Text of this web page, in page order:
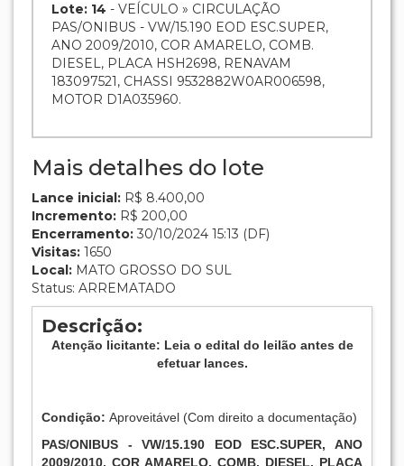
Lote: 14 - VEÍCULO » CIRCULAÇÃO
PAS/ONIBUS - VW/15.190 EOD ESC.SUPER,
ANO 2009/2010, COR AMARELO, COMB.
DIESEL, PLACA HSH2698, RENAVAM
183097521, CHASSI 9532882W0AR006598,
MOTOR D1A035960.
Mais detalhes do lote
Lance inicial: R$ 8.400,00
Incremento: R$ 200,00
Encerramento: 30/10/2024 15:13 (DF)
Visitas: 1650
Local: MATO GROSSO DO SUL
Status: ARREMATADO
Descrição:
Atenção licitante: Leia o edital do leilão antes de
efetuar lances.
Condição: Aproveitável (Com direito a documentação)
PAS/ONIBUS - VW/15.190 EOD ESC.SUPER, ANO
2009/2010, COR AMARELO, COMB. DIESEL, PLACA